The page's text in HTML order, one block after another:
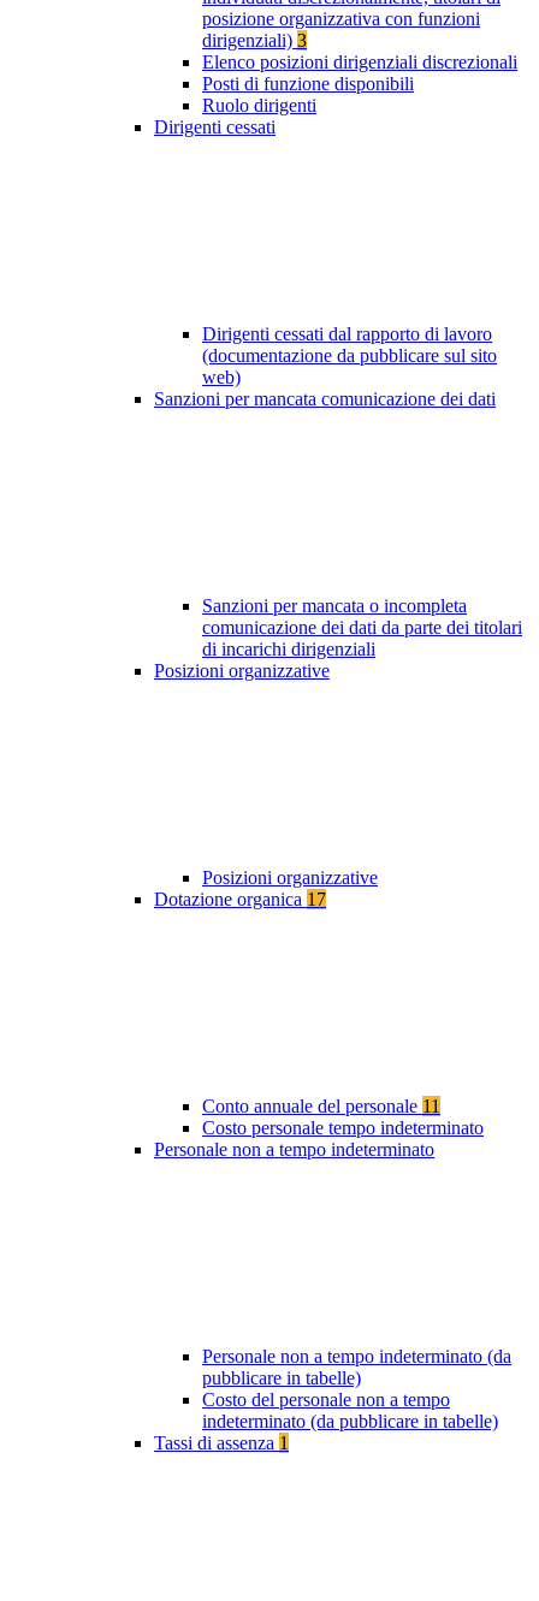
posizione organizzativa con funzioni
dirigenziali) 3
Elenco posizioni dirigenziali discrezionali
Posti di funzione disponibili
Ruolo dirigenti
Dirigenti cessati
Dirigenti cessati dal rapporto di lavoro
(documentazione da pubblicare sul sito
web)
Sanzioni per mancata comunicazione dei dati
Sanzioni per mancata o incompleta
comunicazione dei dati da parte dei titolari
di incarichi dirigenziali
Posizioni organizzative
Posizioni organizzative
Dotazione organica 17
Conto annuale del personale 11
Costo personale tempo indeterminato
Personale non a tempo indeterminato
Personale non a tempo indeterminato (da
pubblicare in tabelle)
Costo del personale non a tempo
indeterminato (da pubblicare in tabelle)
Tassi di assenza 1